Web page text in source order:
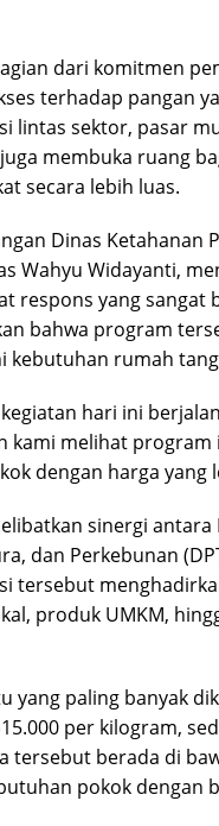
dari komitmen
terhadap pangan
lintas sektor, pasar
membuka ruang
secara lebih luas.
Dinas Ketahanan
Wahyu Widayanti,
respons yang sangat
bahwa program
kebutuhan rumah
hari ini
kami melihat
dengan harga yang
sinergi antara
dan Perkebunan
tersebut
produk UMKM,
yang paling banyak
per kilogram,
tersebut berada di
pokok dengan